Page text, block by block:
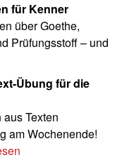
für Kenner
über Goethe,
Prüfungsstoff – und
Texten
am Wochenende!